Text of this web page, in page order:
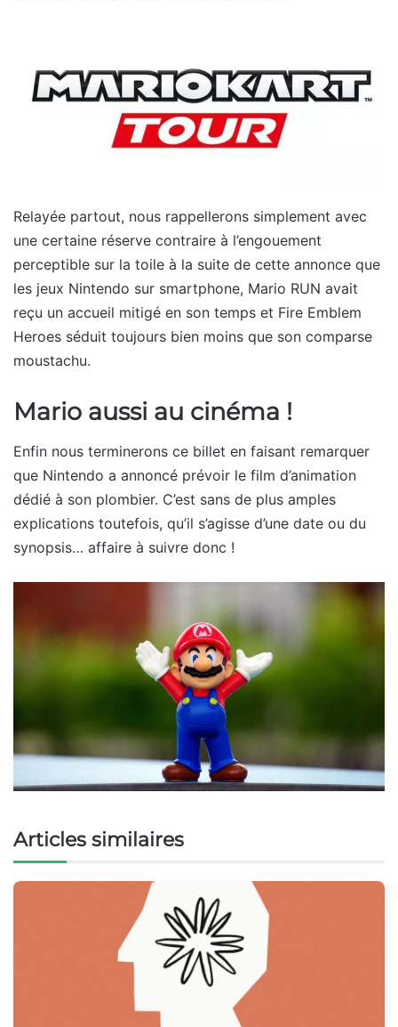
Relayée partout, nous rappellerons simplement avec
une certaine réserve contraire à l’engouement
perceptible sur la toile à la suite de cette annonce que
les jeux Nintendo sur smartphone, Mario RUN avait
reçu un accueil mitigé en son temps et Fire Emblem
Heroes séduit toujours bien moins que son comparse
moustachu.
Mario aussi au cinéma !
Enfin nous terminerons ce billet en faisant remarquer
que Nintendo a annoncé prévoir le film d’animation
dédié à son plombier. C’est sans de plus amples
explications toutefois, qu’il s’agisse d’une date ou du
synopsis… affaire à suivre donc !
Articles similaires